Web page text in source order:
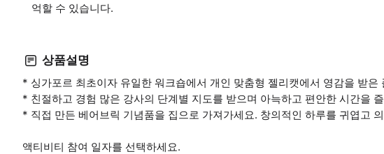
억할 수 있습니다.
상품설명
* 싱가포르 최초이자 유일한 워크숍에서 개인 맞춤형 젤리캣에서 영감을 받은
* 친절하고 경험 많은 강사의 단계별 지도를 받으며 아늑하고 편안한 시간을
* 직접 만든 베어브릭 기념품을 집으로 가져가세요. 창의적인 하루를 귀엽고
액티비티 참여 일자를 선택하세요.